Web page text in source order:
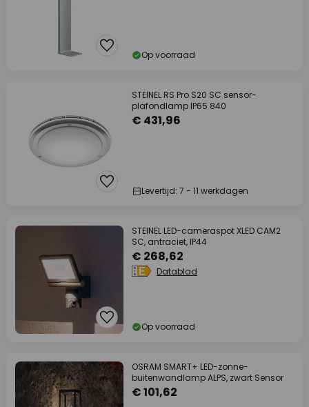
Op voorraad
STEINEL RS Pro S20 SC sensor-
plafondlamp IP65 840
€ 431,96
Levertijd: 7 - 11 werkdagen
STEINEL LED-cameraspot XLED CAM2
SC, antraciet, IP44
€ 268,62
Datablad
Op voorraad
OSRAM SMART+ LED-zonne-
buitenwandlamp ALPS, zwart Sensor
€ 101,62